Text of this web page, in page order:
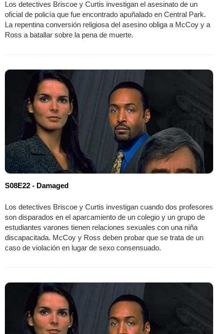
Los detectives Briscoe y Curtis investigan el asesinato de un
oficial de policía que fue encontrado apuñalado en Central Park.
La repentina conversión religiosa del asesino obliga a McCoy y a
Ross a batallar sobre la pena de muerte.
S08E22 - Damaged
Los detectives Briscoe y Curtis investigan cuando dos profesores
son disparados en el aparcamiento de un colegio y un grupo de
estudiantes varones tienen relaciones sexuales con una niña
discapacitada. McCoy y Ross deben probar que se trata de un
caso de violación en lugar de sexo consensuado.